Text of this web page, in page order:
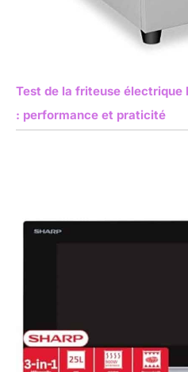
Test de la friteuse électrique
: performance et praticité